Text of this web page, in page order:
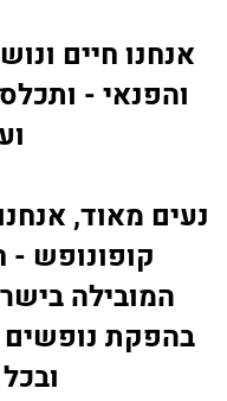
אנחנו חיים
והפנאי -
נעים מאוד,
קופונופש -
המובילה
בהפקת נופשים